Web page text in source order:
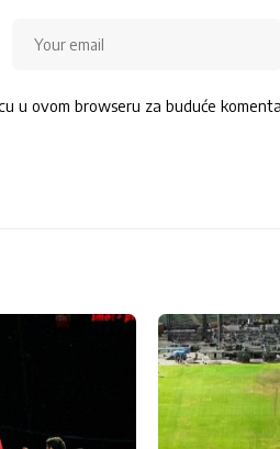
u ovom browseru za buduće